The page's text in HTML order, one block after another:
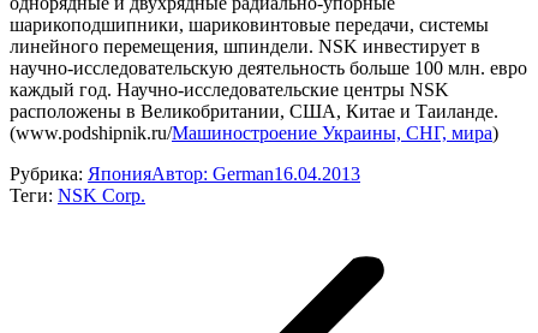
шарикоподшипники, шариковинтовые передачи, системы
линейного перемещения, шпиндели. NSK инвестирует в
научно-исследовательскую деятельность больше 100 млн. евро
каждый год. Научно-исследовательские центры NSK
расположены в Великобритании, США, Китае и Таиланде.
(www.podshipnik.ru/Машиностроение Украины, СНГ, мира)
Рубрика: ЯпонияАвтор: German16.04.2013
Теги: NSK Corp.